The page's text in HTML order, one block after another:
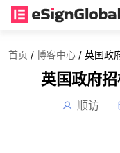
首页 / 博客中心 / 英国政
英国政府招
顺访